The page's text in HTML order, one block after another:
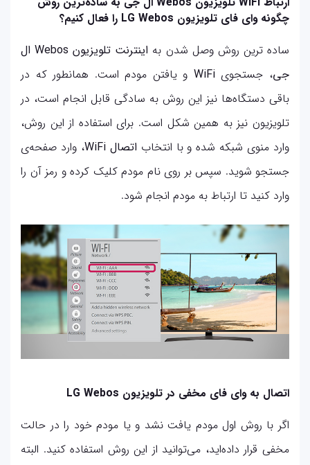
چگونه وای فای تلویزیون LG Webos را فعال کنیم؟
ساده ترین روش وصل شدن به
اینترنت تلویزیون Webos ال
جی، جستجویWiFi و یافتن مودم است. همانطور که در
باقی دستگاه‌ها نیز این روش به سادگی قابل انجام است، در
تلویزیون نیز به همین شکل است. برای استفاده از این روش،
وارد منوی شبکه شده و با انتخاب اتصال WiFi
، وارد صفحه‌ی
جستجو شوید. سپس بر روی نام مودم کلیک کرده و رمز آن را
وارد کنید تا ارتباط به مودم انجام شود.
اتصال به وای فای مخفی در تلویزیون LG Webos
اگر با روش اول مودم یافت نشد و یا مودم خود را در حالت
مخفی قرار داده‌اید، می‌توانید از این روش استفاده کنید. البته